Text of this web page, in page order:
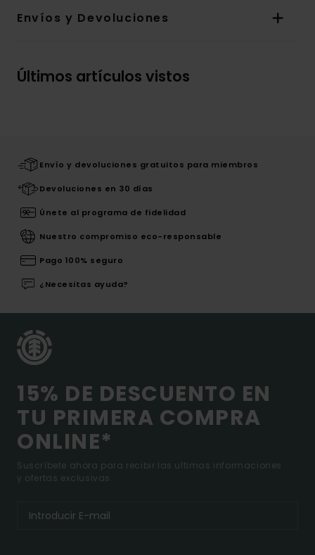
Envíos y Devoluciones
Últimos artículos vistos
Envío y devoluciones gratuitos para miembros
Devoluciones en 30 días
Únete al programa de fidelidad
Nuestro compromiso eco-responsable
Pago 100% seguro
¿Necesitas ayuda?
15% DE DESCUENTO EN
TU PRIMERA COMPRA
ONLINE*
Suscríbete ahora para recibir las ultimas informaciones
y ofertas exclusivas.